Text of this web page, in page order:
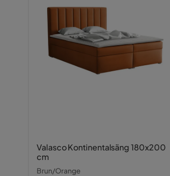
Serie
Valasco Kontinentalsäng 180x200
cm
Brun/Orange